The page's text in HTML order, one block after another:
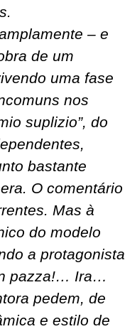
– e
de um
uma fase
nos
suplizio”, do
bastante
O comentário
Mas à
do modelo
a protagonista
pazza!… Ira…
pedem, de
e estilo de